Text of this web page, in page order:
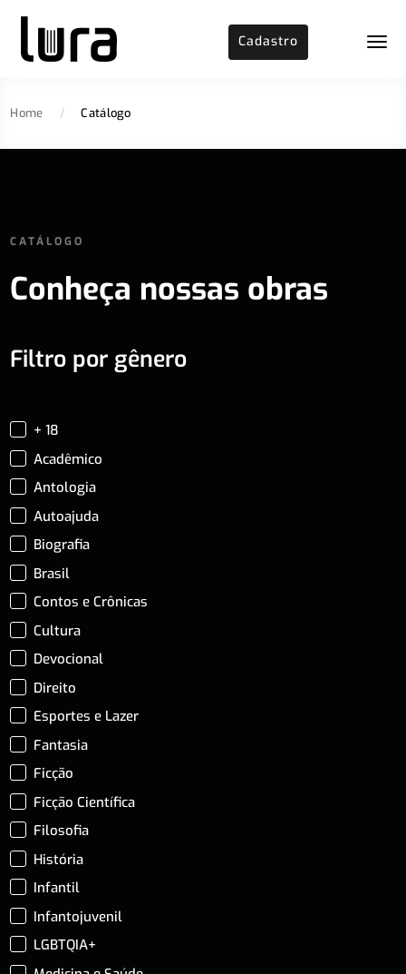
Cadastro
Home / Catálogo
CATÁLOGO
Conheça nossas obras
Filtro por gênero
+ 18
Acadêmico
Antologia
Autoajuda
Biografia
Brasil
Contos e Crônicas
Cultura
Devocional
Direito
Esportes e Lazer
Fantasia
Ficção
Ficção Científica
Filosofia
História
Infantil
Infantojuvenil
LGBTQIA+